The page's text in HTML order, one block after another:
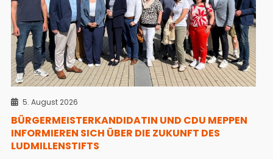
5. August 2026
BÜRGERMEISTERKANDIDATIN UND CDU MEPPEN
INFORMIEREN SICH ÜBER DIE ZUKUNFT DES
LUDMILLENSTIFTS